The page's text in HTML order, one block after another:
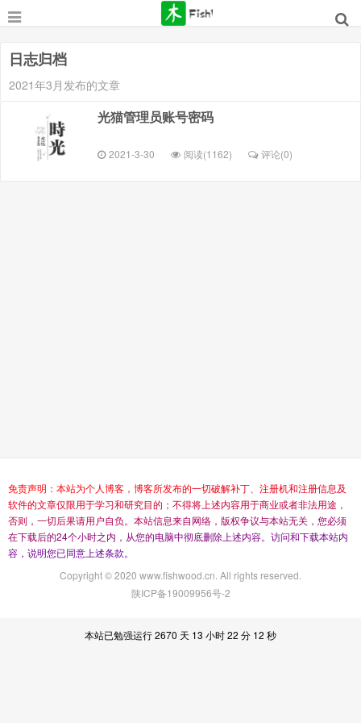
日志归档
2021年3月发布的文章
光猫管理员账号密码
2021-3-30 阅读(1162) 评论(0)
免责声明 ： 本站为个人博客 ， 博客所发布的一切破解补丁 注册机和注册信息及
软件的文章仅限用于学习和研究目的 ； 不得将 上述内容用于商业或者非法用途 ，
否则 ， 一切后果请用户自负。 本站信息来自网络 ， 版权争议与本站无关 ， 您必须
在下载后的24个小时之内 ， 从您的电脑中彻底删除 上述内容。 访问和下载本站内
容 ， 说明您已同意 上述条款。
Copyright © 2020 www.fishwood.cn. All rights reserved.
陕ICP备19009956号-2
本站已勉强运行 2670 天 13 小时 22 分 12 秒